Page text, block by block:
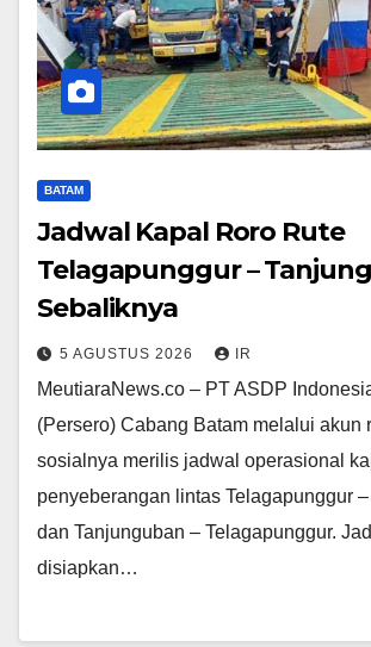
BATAM
Jadwal Kapal Roro Rute
Telagapunggur –
Sebaliknya
5 AGUSTUS 2026 IR
MeutiaraNews.co – PT ASDP
(Persero) Cabang Batam melalui akun
sosialnya merilis jadwal operasional
penyeberangan lintas Telagapunggur
dan Tanjunguban – Telagapunggur.
disiapkan…